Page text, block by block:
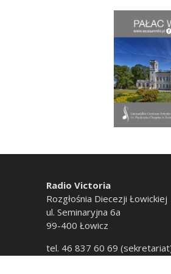
Radio Victoria
Rozgłośnia Diecezji Łowickiej
ul. Seminaryjna 6a
99-400 Łowicz
tel. 46 837 60 69